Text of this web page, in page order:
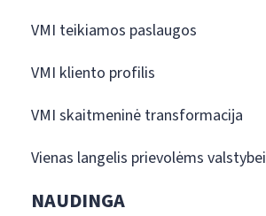
VMI teikiamos paslaugos
VMI kliento profilis
VMI skaitmeninė transformacija
Vienas langelis prievolėms
NAUDINGA